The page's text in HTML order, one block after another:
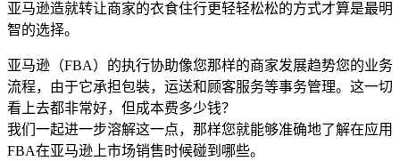
亚马逊造就转让商家的衣食住行更轻轻松松的方式才算是最明
智的选择。
亚马逊（FBA）的执行协助像您那样的商家发展趋势您的业务
流程，由于它承担包裝，运送和顾客服务等事务管理。这一切
看上去都非常好，但成本费多少钱？
我们一起进一步溶解这一点，那样您就能够准确地了解在应用
FBA在亚马逊上市场销售时候碰到哪些。